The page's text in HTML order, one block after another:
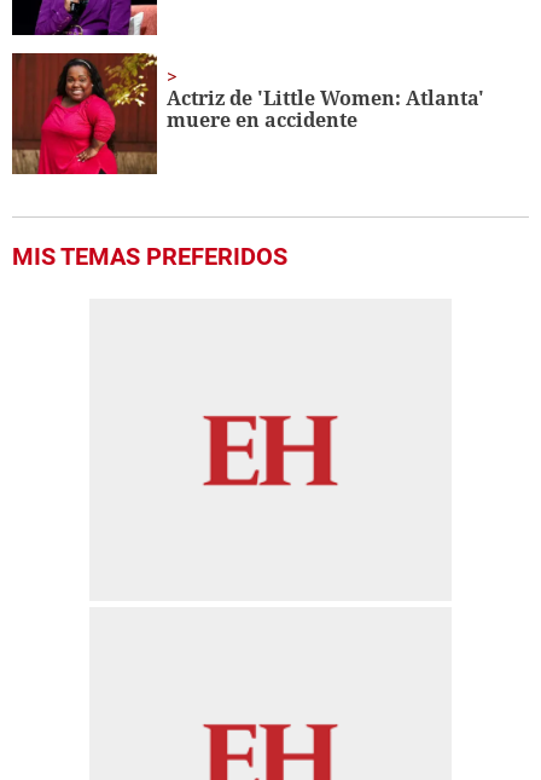
Actriz de 'Little Women: Atlanta'
muere en accidente
MIS TEMAS PREFERIDOS